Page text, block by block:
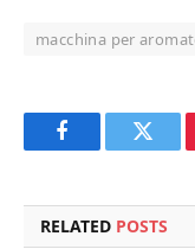
macchina per
Facebook
RELATED POSTS